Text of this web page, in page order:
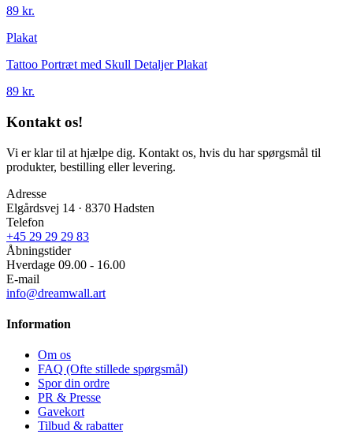
89 kr.
Plakat
Tattoo Portræt med Skull Detaljer Plakat
89 kr.
Kontakt os!
Vi er klar til at hjælpe dig. Kontakt os, hvis du har spørgsmål til
produkter, bestilling eller levering.
Adresse
Elgårdsvej 14 · 8370 Hadsten
Telefon
+45 29 29 29 83
Åbningstider
Hverdage 09.00 - 16.00
E-mail
info@dreamwall.art
Information
Om os
FAQ (Ofte stillede spørgsmål)
Spor din ordre
PR & Presse
Gavekort
Tilbud & rabatter